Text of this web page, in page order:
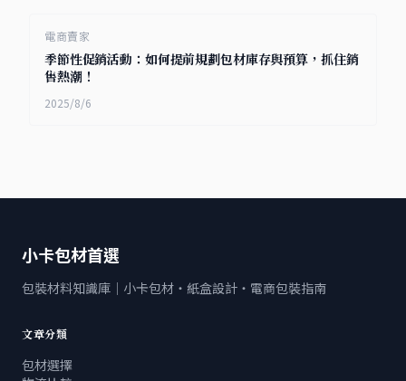
電商賣家
季節性促銷活動：如何提前規劃包材庫存與預算，抓住銷
售熱潮！
2025/8/6
小卡包材首選
包裝材料知識庫｜小卡包材・紙盒設計・電商包裝指南
文章分類
包材選擇